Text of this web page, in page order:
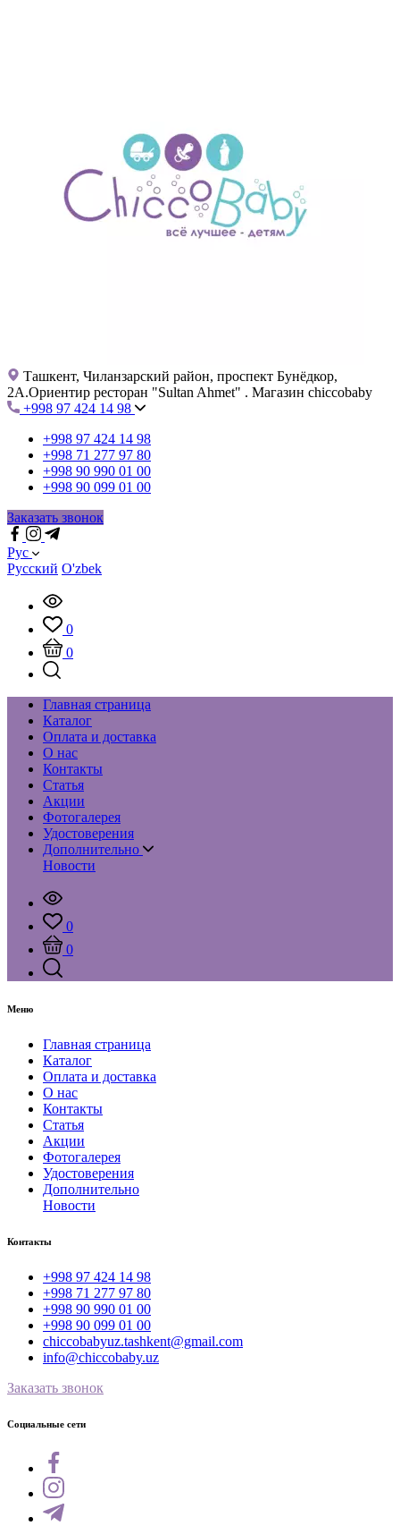
Ташкент, Чиланзарский район, проспект Бунёдкор,
2А.Ориентир ресторан "Sultan Ahmet" . Магазин chiccobaby
+998 97 424 14 98
+998 97 424 14 98
+998 71 277 97 80
+998 90 990 01 00
+998 90 099 01 00
Заказать звонок
Рус
Русский O'zbek
0
0
Главная страница
Каталог
Оплата и доставка
О нас
Контакты
Статья
Акции
Фотогалерея
Удостоверения
Дополнительно
Новости
0
0
Меню
Главная страница
Каталог
Оплата и доставка
О нас
Контакты
Статья
Акции
Фотогалерея
Удостоверения
Дополнительно
Новости
Контакты
+998 97 424 14 98
+998 71 277 97 80
+998 90 990 01 00
+998 90 099 01 00
chiccobabyuz.tashkent@gmail.com
info@chiccobaby.uz
Заказать звонок
Социальные сети